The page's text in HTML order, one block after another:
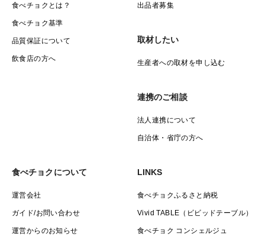
食べチョクとは？
食べチョク基準
品質保証について
飲食店の方へ
出品者募集
取材したい
生産者への取材を申し込む
連携のご相談
法人連携について
自治体・省庁の方へ
食べチョクについて
運営会社
ガイド/お問い合わせ
運営からのお知らせ
LINKS
食べチョクふるさと納税
Vivid TABLE（ビビッドテーブル）
食べチョク コンシェルジュ